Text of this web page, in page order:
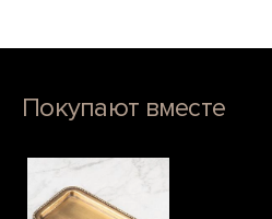
Покупают вместе